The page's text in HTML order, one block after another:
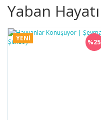
Yaban Hayatı
YENİ %25